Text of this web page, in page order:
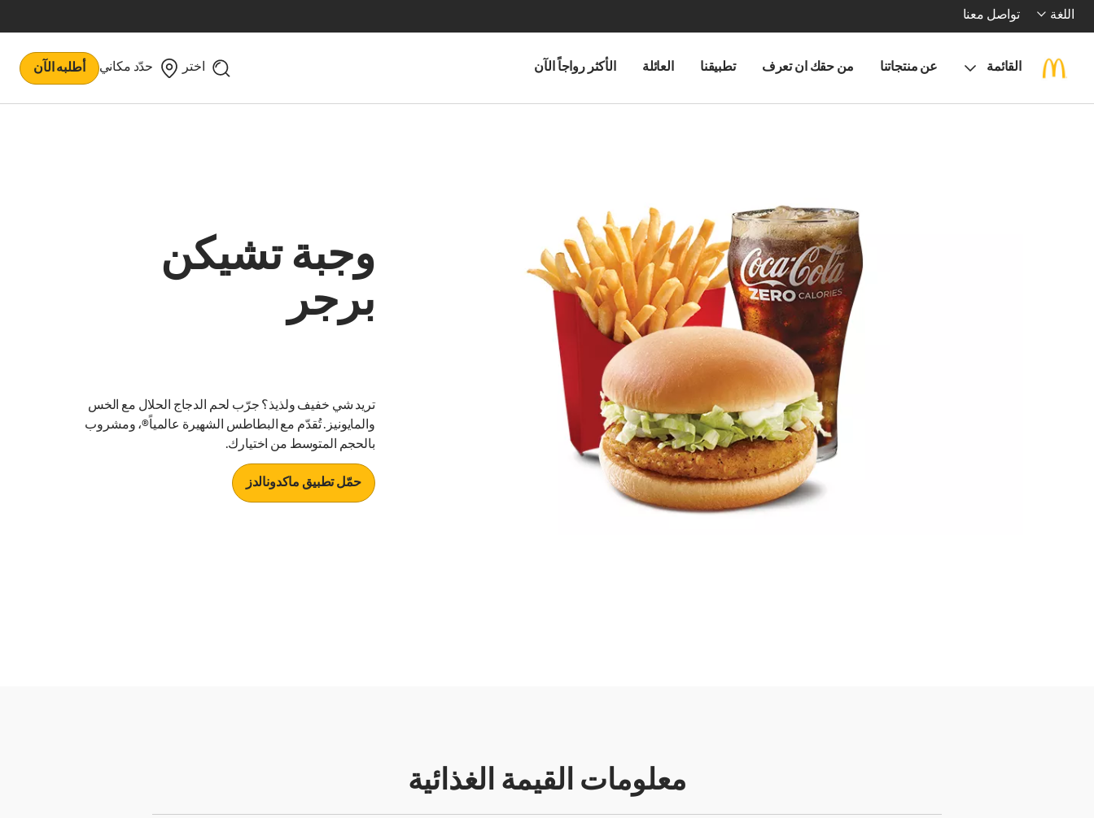
اللغة تواصل معنا
القائمة عن منتجاتنا من حقك ان تعرف تطبيقنا العائلة الأكثر رواجاً الآن اختر حدّد مكاني أطلبه الآن
وجبة تشيكن
برجر
تريد شي خفيف ولذيذ؟ جرّب لحم الدجاج الحلال مع الخس
والمايونيز. تُقدّم مع البطاطس الشهيرة عالمياً®، ومشروب
بالحجم المتوسط من اختيارك.
حمّل تطبيق ماكدونالدز
معلومات القيمة الغذائية